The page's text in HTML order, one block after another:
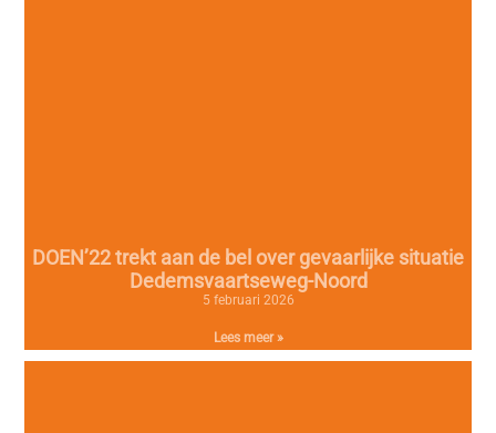
DOEN’22 trekt aan de bel over gevaarlijke situatie
Dedemsvaartseweg-Noord
5 februari 2026
Lees meer »